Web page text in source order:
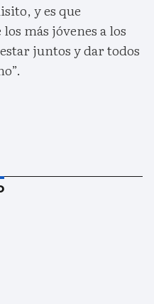
y es que
más jóvenes a los
juntos y dar todos